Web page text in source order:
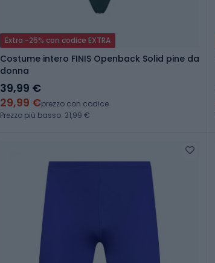
Extra -25% con codice EXTRA
Costume intero FINIS Openback Solid pine da
donna
39,99 €
29,99 €prezzo con codice
Prezzo più basso: 31,99 €